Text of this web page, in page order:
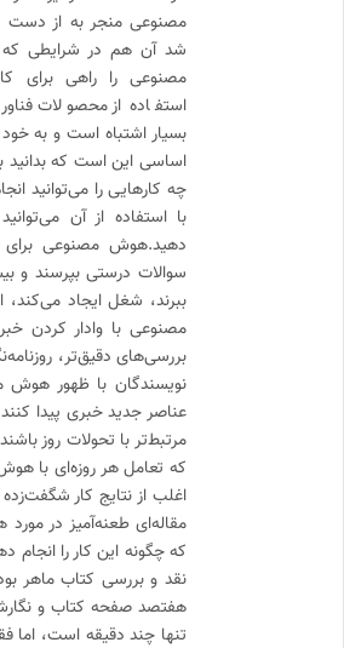
مصنوعی منجر به از دست‌
شد آن هم در شرایطی
مصنوعی را راهی برای
استفاده از محصولات
بسیار اشتباه است و به
اساسی این است که
چه ‌کارهایی را می‌توانید
با استفاده از آن
دهید.هوش مصنوعی برای
سوالات درستی بپرسند و
ببرند، شغل ایجاد
مصنوعی با وادار کردن
بررسی‌های دقیق‌تر،
نویسندگان با ظهور
عناصر جدید خبری پیدا
که تعامل هر روزه‌ای با
اغلب از نتایج کار
مقاله‌ای طعنه‌آمیز در
که چگونه این کار را
نقد و بررسی کتاب ماهر
هفتصد صفحه کتاب و
تنها چند دقیقه است، اما